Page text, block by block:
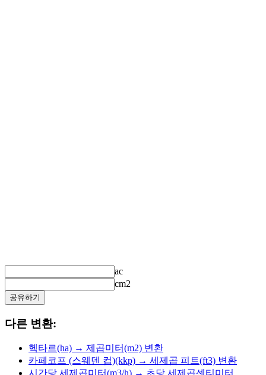
ac
cm2
공유하기
다른 변환:
헥타르(ha) → 제곱미터(m2) 변환
카페코프 (스웨덴 컵)(kkp) → 세제곱 피트(ft3) 변환